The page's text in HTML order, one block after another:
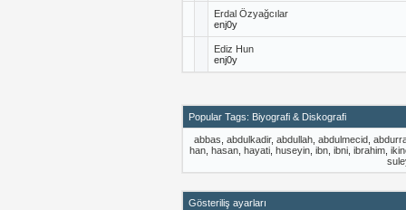
Erdal Özyağcılar
enj0y
Ediz Hun
enj0y
Popular Tags: Biyografi & Diskografi
abbas abdulkadir, abdullah, abdulmecid,
han, hasan, hayati, huseyin, ibn, ibni, ibrahim,
Gösteriliş ayarları